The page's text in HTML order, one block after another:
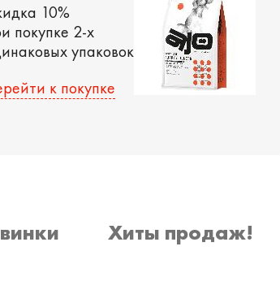
10%
покупке 2-х
упаковок
к покупке
Хиты продаж!